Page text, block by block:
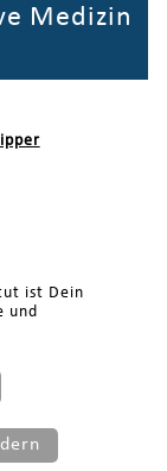
Medizin
ist Dein
und